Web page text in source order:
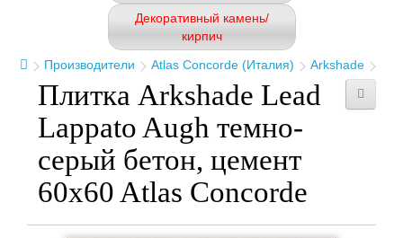
Декоративный камень/
кирпич
Производители
Atlas Concorde (Италия) Arkshade
Плитка Arkshade Lead
Lappato Augh темно-
серый бетон, цемент
60x60 Atlas Concorde